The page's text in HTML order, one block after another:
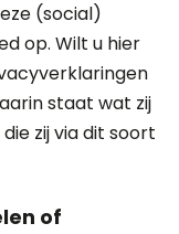
(social)
op. Wilt u hier
staat wat zij
zij via dit soort
of